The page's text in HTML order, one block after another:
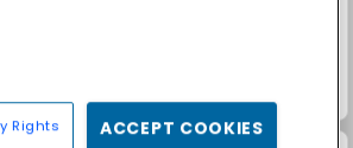
Farm Merge Valley
Rights ACCEPT COOKIES